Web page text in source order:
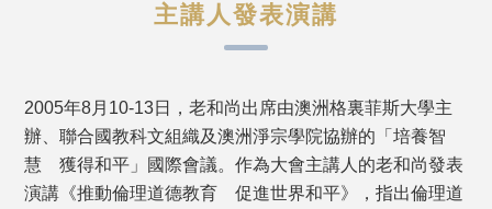
主講人發表演講
2005年8月10-13日，老和尚出席由澳洲格裏菲斯大學主
辦、聯合國教科文組織及澳洲淨宗學院協辦的「培養智
慧 獲得和平」國際會議。作為大會主講人的老和尚發表
演講《推動倫理道德教育 促進世界和平》，指出倫理道